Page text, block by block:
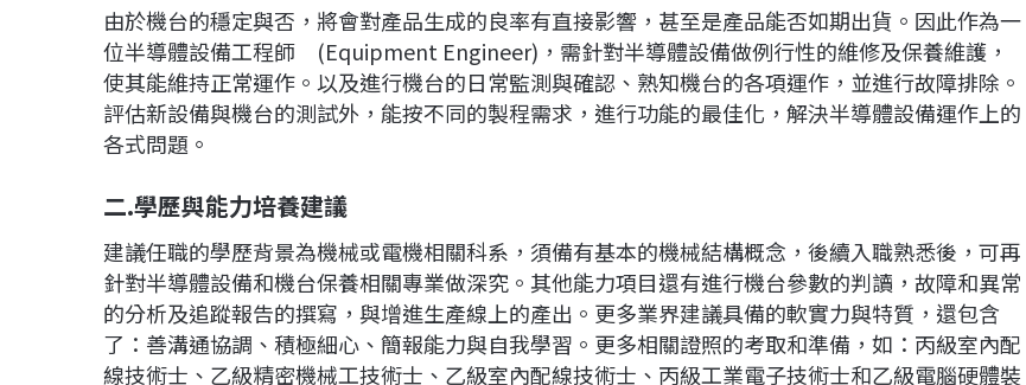
由於機台的穩定與否，將會對產品生成的良率有直接影響，甚至是產品能否如期出貨。因此作為一
位半導體設備工程師 (Equipment Engineer)，需針對半導體設備做例行性的維修及保養維護，
使其能維持正常運作。以及進行機台的日常監測與確認、熟知機台的各項運作，並進行故障排除。
評估新設備與機台的測試外，能按不同的製程需求，進行功能的最佳化，解決半導體設備運作上的
各式問題。
二.學歷與能力培養建議
建議任職的學歷背景為機械或電機相關科系，須備有基本的機械結構概念，後續入職熟悉後，可再
針對半導體設備和機台保養相關專業做深究。其他能力項目還有進行機台參數的判讀，故障和異常
的分析及追蹤報告的撰寫，與增進生產線上的產出。更多業界建議具備的軟實力與特質，還包含
了：善溝通協調、積極細心、簡報能力與自我學習。更多相關證照的考取和準備，如：丙級室內配
線技術士、乙級精密機械工技術士、乙級室內配線技術士、丙級工業電子技術士和乙級電腦硬體裝